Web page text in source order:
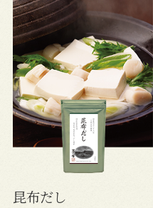
昆布だし